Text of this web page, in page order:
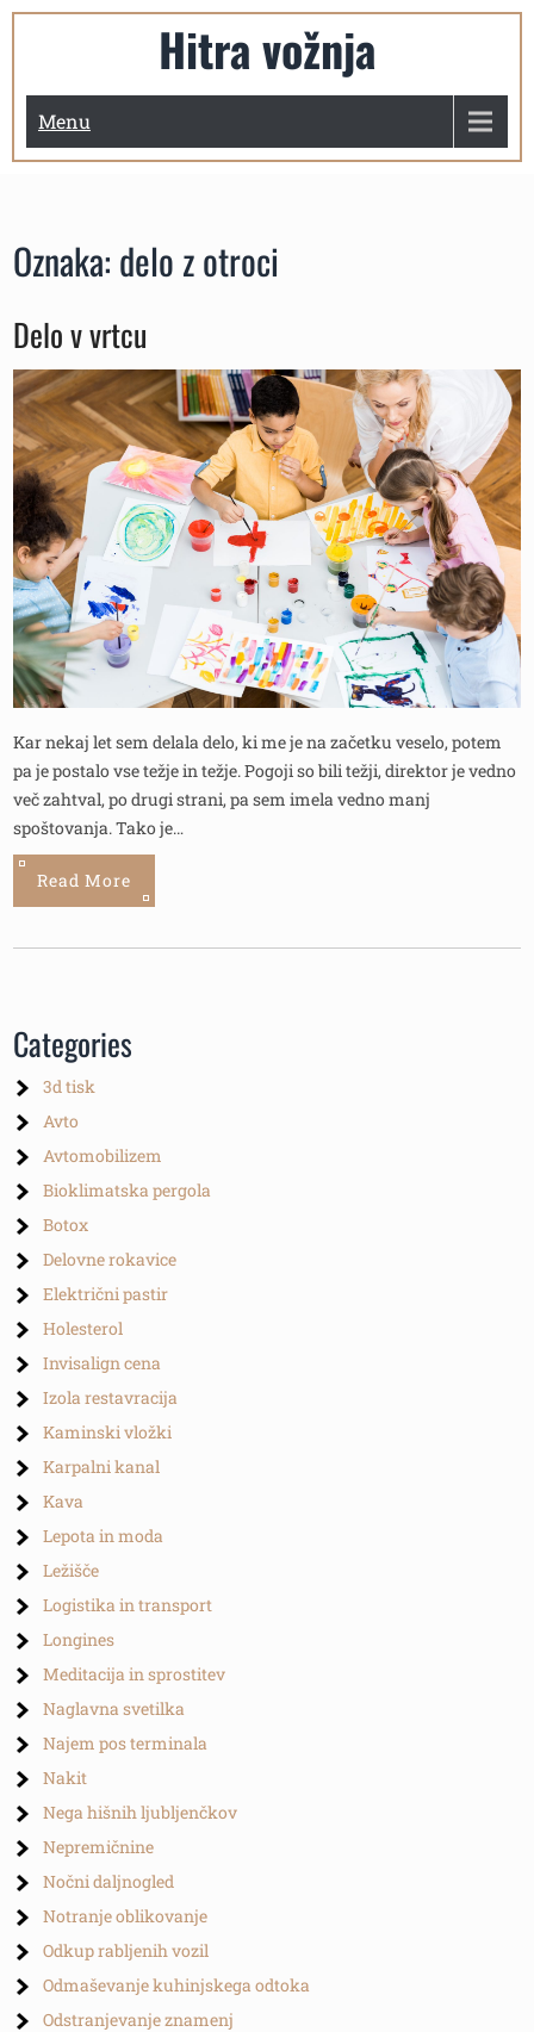
Skip
Hitra vožnja
Menu
Oznaka: delo z otroci
Delo v vrtcu
Kar nekaj let sem delala delo, ki me je na začetku veselo, potem
pa je postalo vse težje in težje. Pogoji so bili težji, direktor je vedno
več zahtval, po drugi strani, pa sem imela vedno manj
spoštovanja. Tako je…
Read More
Categories
3d tisk
Avto
Avtomobilizem
Bioklimatska pergola
Botox
Delovne rokavice
Električni pastir
Holesterol
Invisalign cena
Izola restavracija
Kaminski vložki
Karpalni kanal
Kava
Lepota in moda
Ležišče
Logistika in transport
Longines
Meditacija in sprostitev
Naglavna svetilka
Najem pos terminala
Nakit
Nega hišnih ljubljenčkov
Nepremičnine
Nočni daljnogled
Notranje oblikovanje
Odkup rabljenih vozil
Odmaševanje kuhinjskega odtoka
Odstranjevanje znamenj